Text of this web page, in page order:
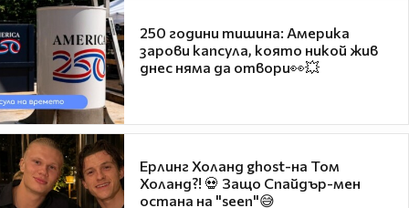
250 години тишина: Америка
зарови капсула, която никой жив
днес няма да отвори👀💥
Ерлинг Холанд ghost-на Том
Холанд?! 💀 Защо Спайдър-мен
остана на "seen"😅